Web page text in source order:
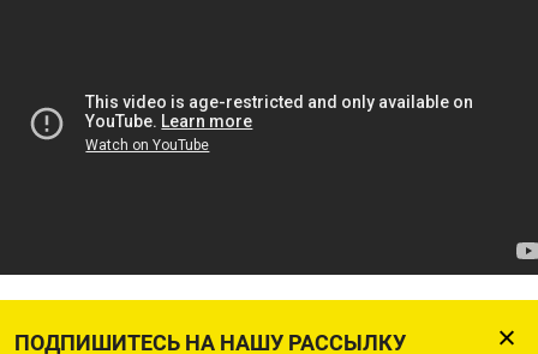
ПОДПИШИТЕСЬ НА НАШУ РАССЫЛКУ